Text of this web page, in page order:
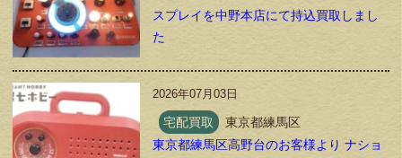
スプレイを中野本店にて持込買取しまし
た
2026年07月03日
宅配買取
東京都練馬区
東京都練馬区高野台のお客様より ナショ